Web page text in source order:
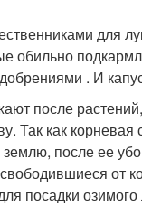
для
обильно
. И
после
Так как корневая
землю, после ее
от
посадки озимого